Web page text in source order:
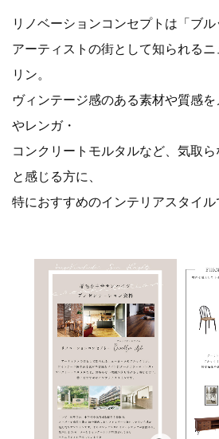
リノベーションコンセプトは「ブル
アーティストの街として知られる
リン。
ヴィンテージ感のある素材や質感
やレンガ・
コンクリートモルタルなど、気取
と感じる方に、
特におすすめのインテリアスタイル